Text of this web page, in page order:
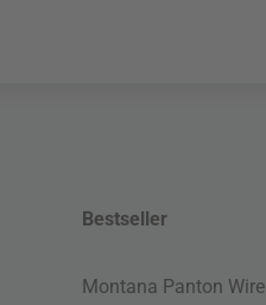
Bestseller
Montana Panton Wire